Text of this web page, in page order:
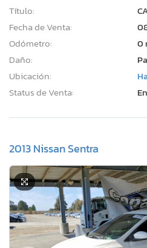
Título:
Fecha de Venta:
Odómetro:
0
Daño:
Ubicación:
Status de Venta:
2013 Nissan Sentra